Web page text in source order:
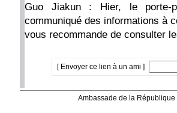
Guo Jiakun : Hier, le porte-
communiqué des informations à
vous recommande de consulter
[ Envoyer ce lien à un ami ]
Ambassade de la